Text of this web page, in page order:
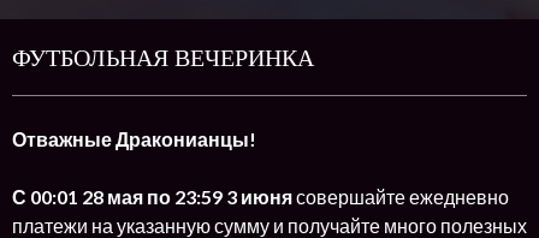
ФУТБОЛЬНАЯ ВЕЧЕРИНКА
Отважные Драконианцы!
С 00:01 28 мая по 23:59 3 июнясовершайте ежедневно
платежи на указанную сумму и получайте много полезных